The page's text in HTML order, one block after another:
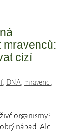
mravenců:
cizí
, DNA, mravenci,
organismy?
nápad. Ale